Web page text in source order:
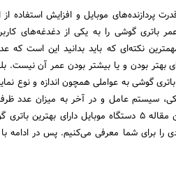
پردازنده‌های موبایل و افزایش استفاده از
باتری گوشی را به یکی از دغدغه‌های
نکته‌ای که باید بدانید این است که
بهتر بودن و یا بیشتر بودن عمر آن نیست.
گوشی به عواملی همچون اندازه و نوع
سیستم عامل و در آخر به میزان عدد
بستگی دارد. ما در این مقاله ۵ دستگاه موبایل دارای بهترین
سال ۲۰۱۸ میلادی را برای شما معرفی می‌کنیم. پس در